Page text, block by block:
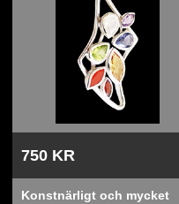
750 KR
Konstnärligt och mycket